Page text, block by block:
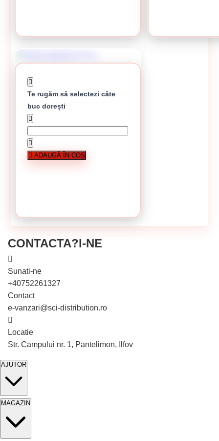
În stoc
În stoc
Coltar aluminiu 2.5 m
4.10 lei / buc
Te rugăm să selectezi câte
buc dorești
ADAUGĂ ÎN COȘ
CONTACTA?I-NE
Sunati-ne
+40752261327
Contact
e-vanzari@sci-distribution.ro
Locatie
Str. Campului nr. 1, Pantelimon, Ilfov
AJUTOR
MAGAZIN